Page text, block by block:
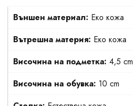
Външен материал: Еко кожа
Вътрешна материя: Еко кожа
Височина на подметка: 4,5 cm
Височина на обувка: 10 cm